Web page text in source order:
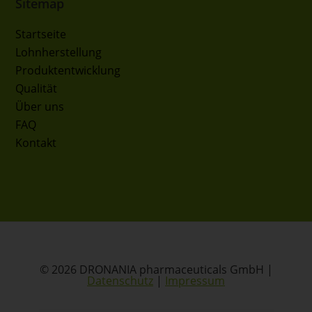
Startseite
Lohnherstellung
Produktentwicklung
Qualität
Über uns
FAQ
Kontakt
© 2026 DRONANIA pharmaceuticals GmbH |
Datenschutz | Impressum